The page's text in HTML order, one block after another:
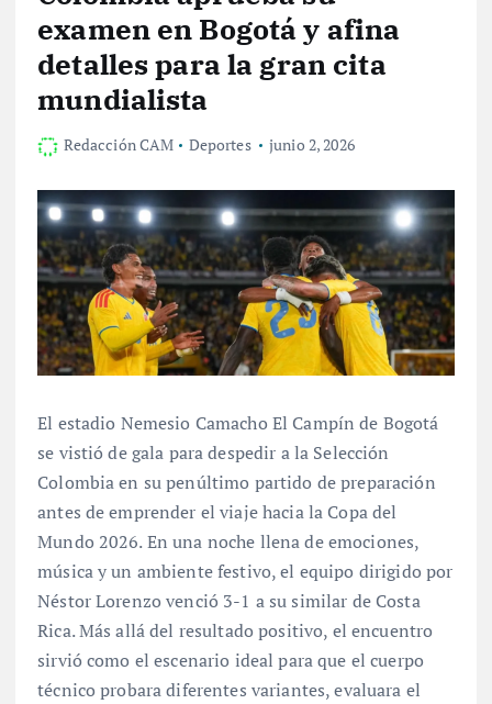
examen en Bogotá y afina
detalles para la gran cita
mundialista
Redacción CAM Deportes junio 2, 2026
El estadio Nemesio Camacho El Campín de Bogotá
se vistió de gala para despedir a la Selección
Colombia en su penúltimo partido de preparación
antes de emprender el viaje hacia la Copa del
Mundo 2026. En una noche llena de emociones,
música y un ambiente festivo, el equipo dirigido por
Néstor Lorenzo venció 3-1 a su similar de Costa
Rica. Más allá del resultado positivo, el encuentro
sirvió como el escenario ideal para que el cuerpo
técnico probara diferentes variantes, evaluara el